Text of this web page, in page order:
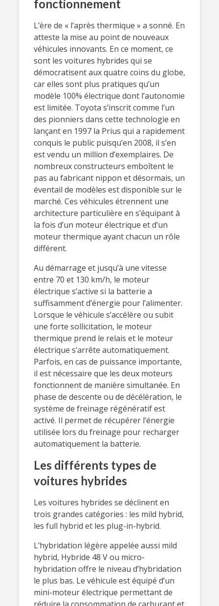
fonctionnement
L’ère de « l’après thermique » a sonné. En
atteste la mise au point de nouveaux
véhicules innovants. En ce moment, ce
sont les voitures hybrides qui se
démocratisent aux quatre coins du globe,
car elles sont plus pratiques qu’un
modèle 100% électrique dont l’autonomie
est limitée. Toyota s’inscrit comme l’un
des pionniers dans cette technologie en
lançant en 1997 la Prius qui a rapidement
conquis le public puisqu’en 2008, il s’en
est vendu un million d’exemplaires. De
nombreux constructeurs emboîtent le
pas au fabricant nippon et désormais, un
éventail de modèles est disponible sur le
marché. Ces véhicules étrennent une
architecture particulière en s’équipant à
la fois d’un moteur électrique et d’un
moteur thermique ayant chacun un rôle
différent.
Au démarrage et jusqu’à une vitesse
entre 70 et 130 km/h, le moteur
électrique s’active si la batterie a
suffisamment d’énergie pour l’alimenter.
Lorsque le véhicule s’accélère ou subit
une forte sollicitation, le moteur
thermique prend le relais et le moteur
électrique s’arrête automatiquement.
Parfois, en cas de puissance importante,
il est nécessaire que les deux moteurs
fonctionnent de manière simultanée. En
phase de descente ou de décélération, le
système de freinage régénératif est
activé. Il permet de récupérer l’énergie
utilisée lors du freinage pour recharger
automatiquement la batterie.
Les différents types de
voitures hybrides
Les voitures hybrides se déclinent en
trois grandes catégories : les mild hybrid,
les full hybrid et les plug-in-hybrid.
L’hybridation légère appelée aussi mild
hybrid, Hybride 48 V ou micro-
hybridation offre le niveau d’hybridation
le plus bas. Le véhicule est équipé d’un
mini-moteur électrique permettant de